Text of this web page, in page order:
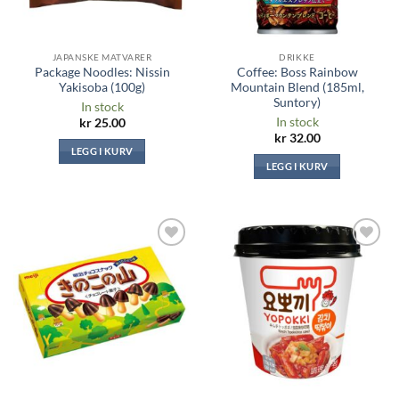
JAPANSKE MATVARER
Package Noodles: Nissin
Yakisoba (100g)
In stock
kr25.00
LEGG I KURV
DRIKKE
Coffee: Boss Rainbow
Mountain Blend (185ml,
Suntory)
In stock
kr32.00
LEGG I KURV
Legg til i
ønskeliste
Legg til i
ønskeliste